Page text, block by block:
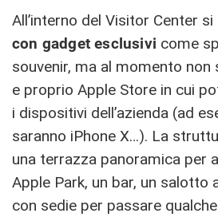
All’interno del Visitor Center
con gadget esclusivi come
souvenir, ma al momento
e proprio Apple Store in cui
i dispositivi dell’azienda (ad
saranno iPhone X…). La
una terrazza panoramica per
Apple Park, un bar, un salotto
con sedie per passare